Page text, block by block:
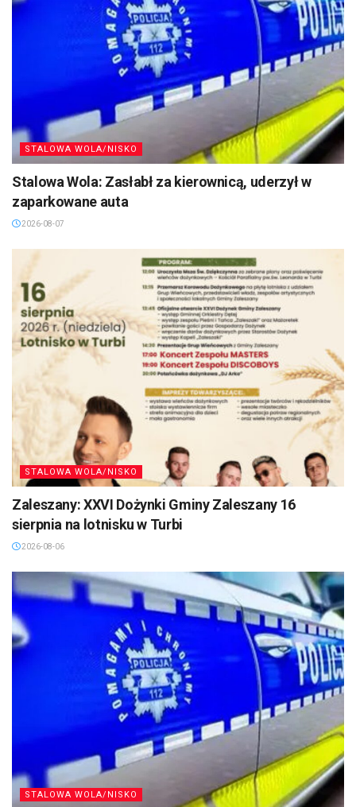
STALOWA WOLA/NISKO
Stalowa Wola: Zasłabł za kierownicą, uderzył w
zaparkowane auta
2026-08-07
STALOWA WOLA/NISKO
Zaleszany: XXVI Dożynki Gminy Zaleszany 16
sierpnia na lotnisku w Turbi
2026-08-06
STALOWA WOLA/NISKO